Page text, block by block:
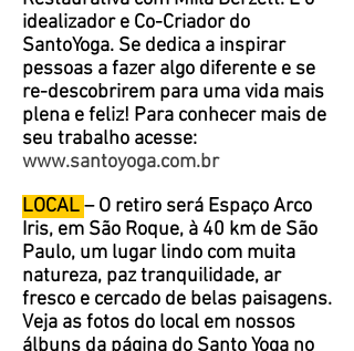
idealizador e Co-Criador do
SantoYoga. Se dedica a inspirar
pessoas a fazer algo diferente e se
re-descobrirem para uma vida mais
plena e feliz! Para conhecer mais de
seu trabalho acesse:
www.santoyoga.com.br
LOCAL– O retiro será Espaço Arco
Iris, em São Roque, à 40 km de São
Paulo, um lugar lindo com muita
natureza, paz tranquilidade, ar
fresco e cercado de belas paisagens.
Veja as fotos do local em nossos
álbuns da página do Santo Yoga no